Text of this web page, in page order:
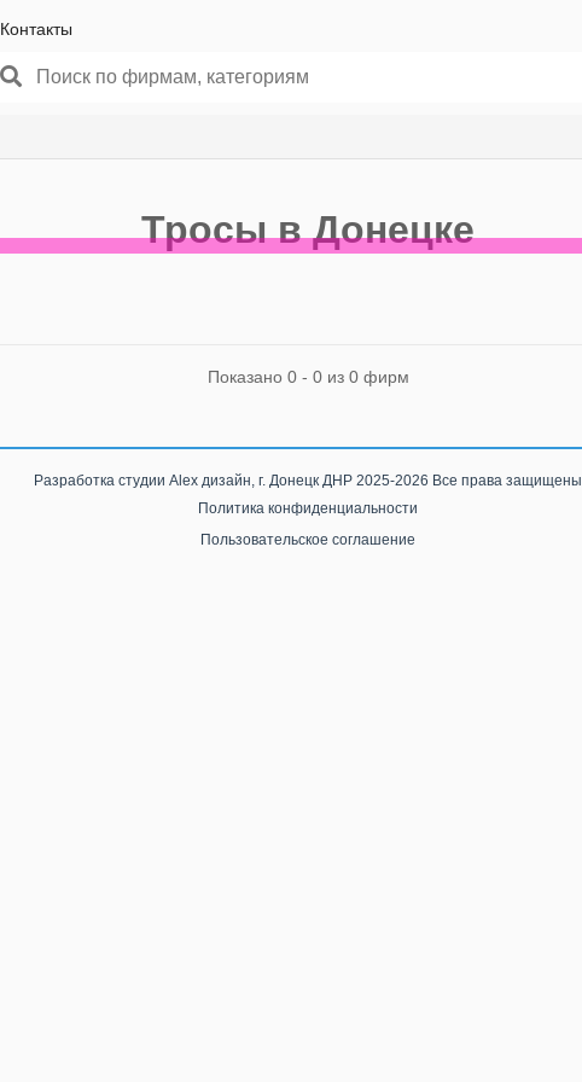
Контакты
Тросы в Донецке
Показано 0 - 0 из 0 фирм
Разработка студии Alex дизайн, г. Донецк ДНР 2025-2026 Все права защищены
Политика конфиденциальности
Пользовательское соглашение